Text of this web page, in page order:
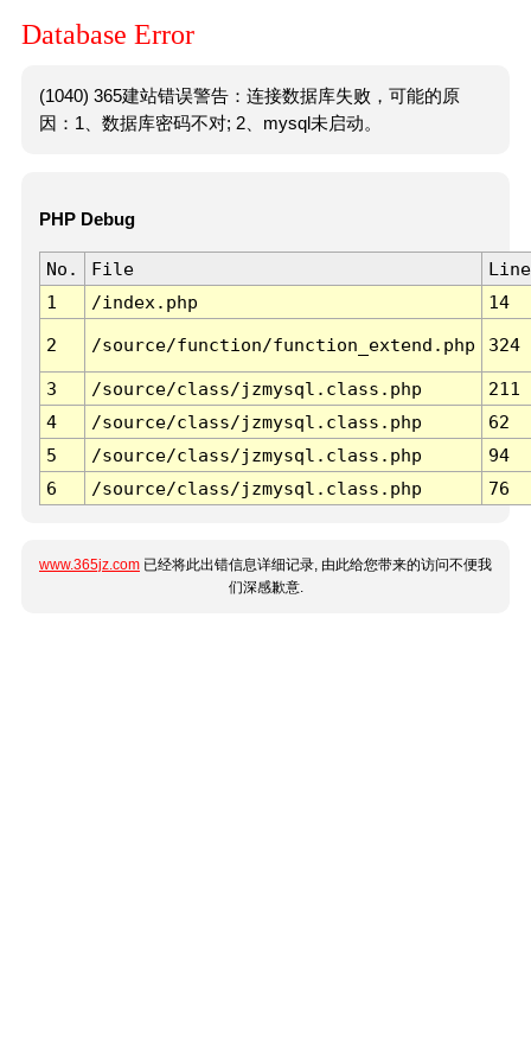
Database Error
(1040) 365建站错误警告：连接数据库失败，可能的原
因：1、数据库密码不对; 2、mysql未启动。
PHP Debug
No. File
Line
1
/index.php 14
2 /source/function/function_extend.php 324
3 /source/class/jzmysql.class.php
211
4
/source/class/jzmysql.class.php
62
5
/source/class/jzmysql.class.php
94
6
/source/class/jzmysql.class.php 76
www.365jz.com 已经将此出错信息详细记录, 由此给您带来的访问不便我
们深感歉意.